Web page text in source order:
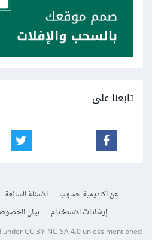
تابعنا على
عن أكاديمية حسوب الأسئلة الشائعة
إرشادات الاستخدام
بيان
underCC BY-NC-SA 4.0unless mentioned